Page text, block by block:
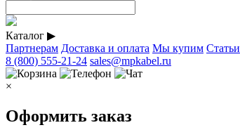
Каталог ▶
Партнерам Доставка и оплата Мы купим Статьи
8 (800) 555-21-24 sales@mpkabel.ru
×
Оформить заказ